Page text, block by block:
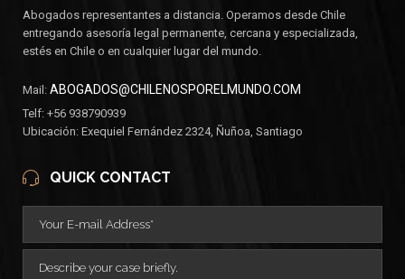
Abogados representantes a distancia. Operamos desde Chile
entregando asesoría legal permanente, cercana y especializada,
estés en Chile o en cualquier lugar del mundo.
Mail: ABOGADOS@CHILENOSPORELMUNDO.COM
Telf: +56 938790939
Ubicación: Exequiel Fernández 2324, Ñuñoa, Santiago
QUICK CONTACT